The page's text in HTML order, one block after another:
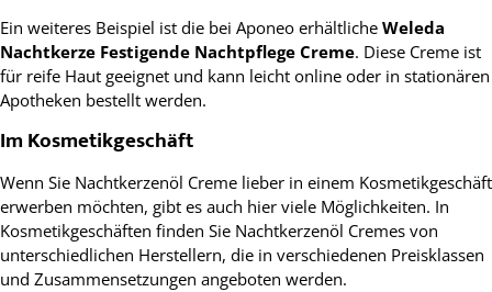
Ein weiteres Beispiel ist die bei Aponeo erhältliche Weleda
Nachtkerze Festigende Nachtpflege Creme. Diese Creme ist
für reife Haut geeignet und kann leicht online oder in stationären
Apotheken bestellt werden.
Im Kosmetikgeschäft
Wenn Sie Nachtkerzenöl Creme lieber in einem Kosmetikgeschäft
erwerben möchten, gibt es auch hier viele Möglichkeiten. In
Kosmetikgeschäften finden Sie Nachtkerzenöl Cremes von
unterschiedlichen Herstellern, die in verschiedenen Preisklassen
und Zusammensetzungen angeboten werden.